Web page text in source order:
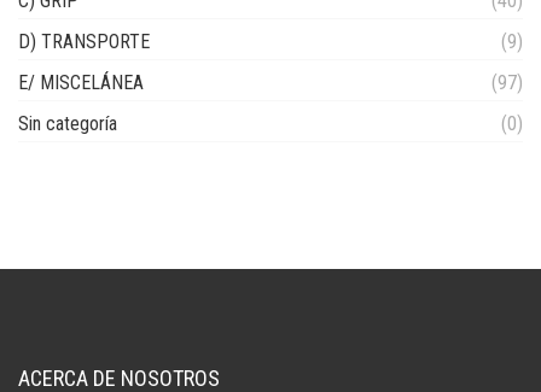
D) TRANSPORTE
(9)
E/ MISCELÁNEA
(97)
Sin categoría
(0)
ACERCA DE NOSOTROS